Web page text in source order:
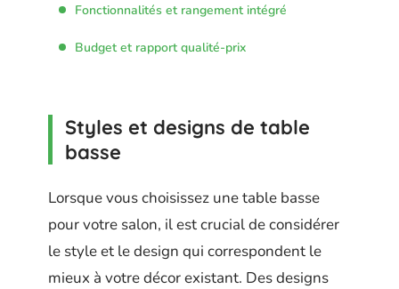
Fonctionnalités et rangement intégré
Budget et rapport qualité-prix
Styles et designs de table
basse
Lorsque vous choisissez une table basse
pour votre salon, il est crucial de considérer
le style et le design qui correspondent le
mieux à votre décor existant. Des designs